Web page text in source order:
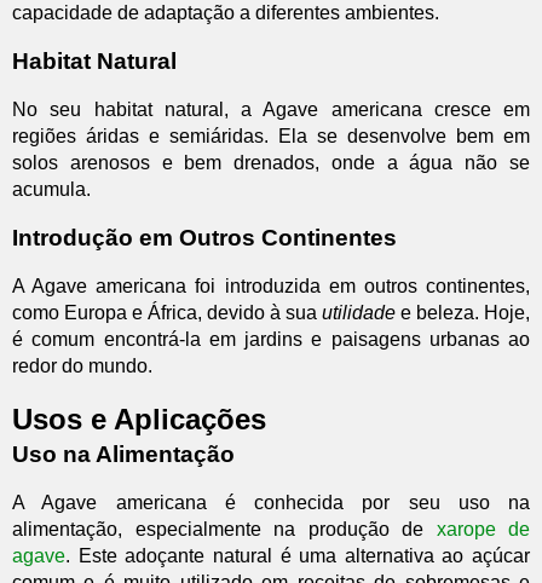
capacidade de adaptação a diferentes ambientes.
Habitat Natural
No seu habitat natural, a Agave americana cresce em
regiões áridas e semiáridas. Ela se desenvolve bem em
solos arenosos e bem drenados, onde a água não se
acumula.
Introdução em Outros Continentes
A Agave americana foi introduzida em outros continentes,
como Europa e África, devido à sua utilidade e beleza. Hoje,
é comum encontrá-la em jardins e paisagens urbanas ao
redor do mundo.
Usos e Aplicações
Uso na Alimentação
A Agave americana é conhecida por seu uso na
alimentação, especialmente na produção de xarope de
agave. Este adoçante natural é uma alternativa ao açúcar